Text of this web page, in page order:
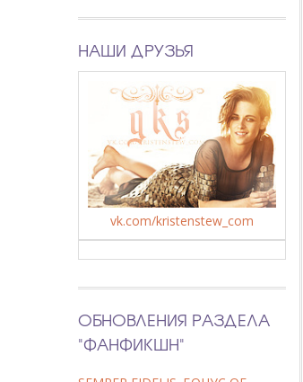
НАШИ ДРУЗЬЯ
vk.com/kristenstew_com
ОБНОВЛЕНИЯ РАЗДЕЛА
"ФАНФИКШН"